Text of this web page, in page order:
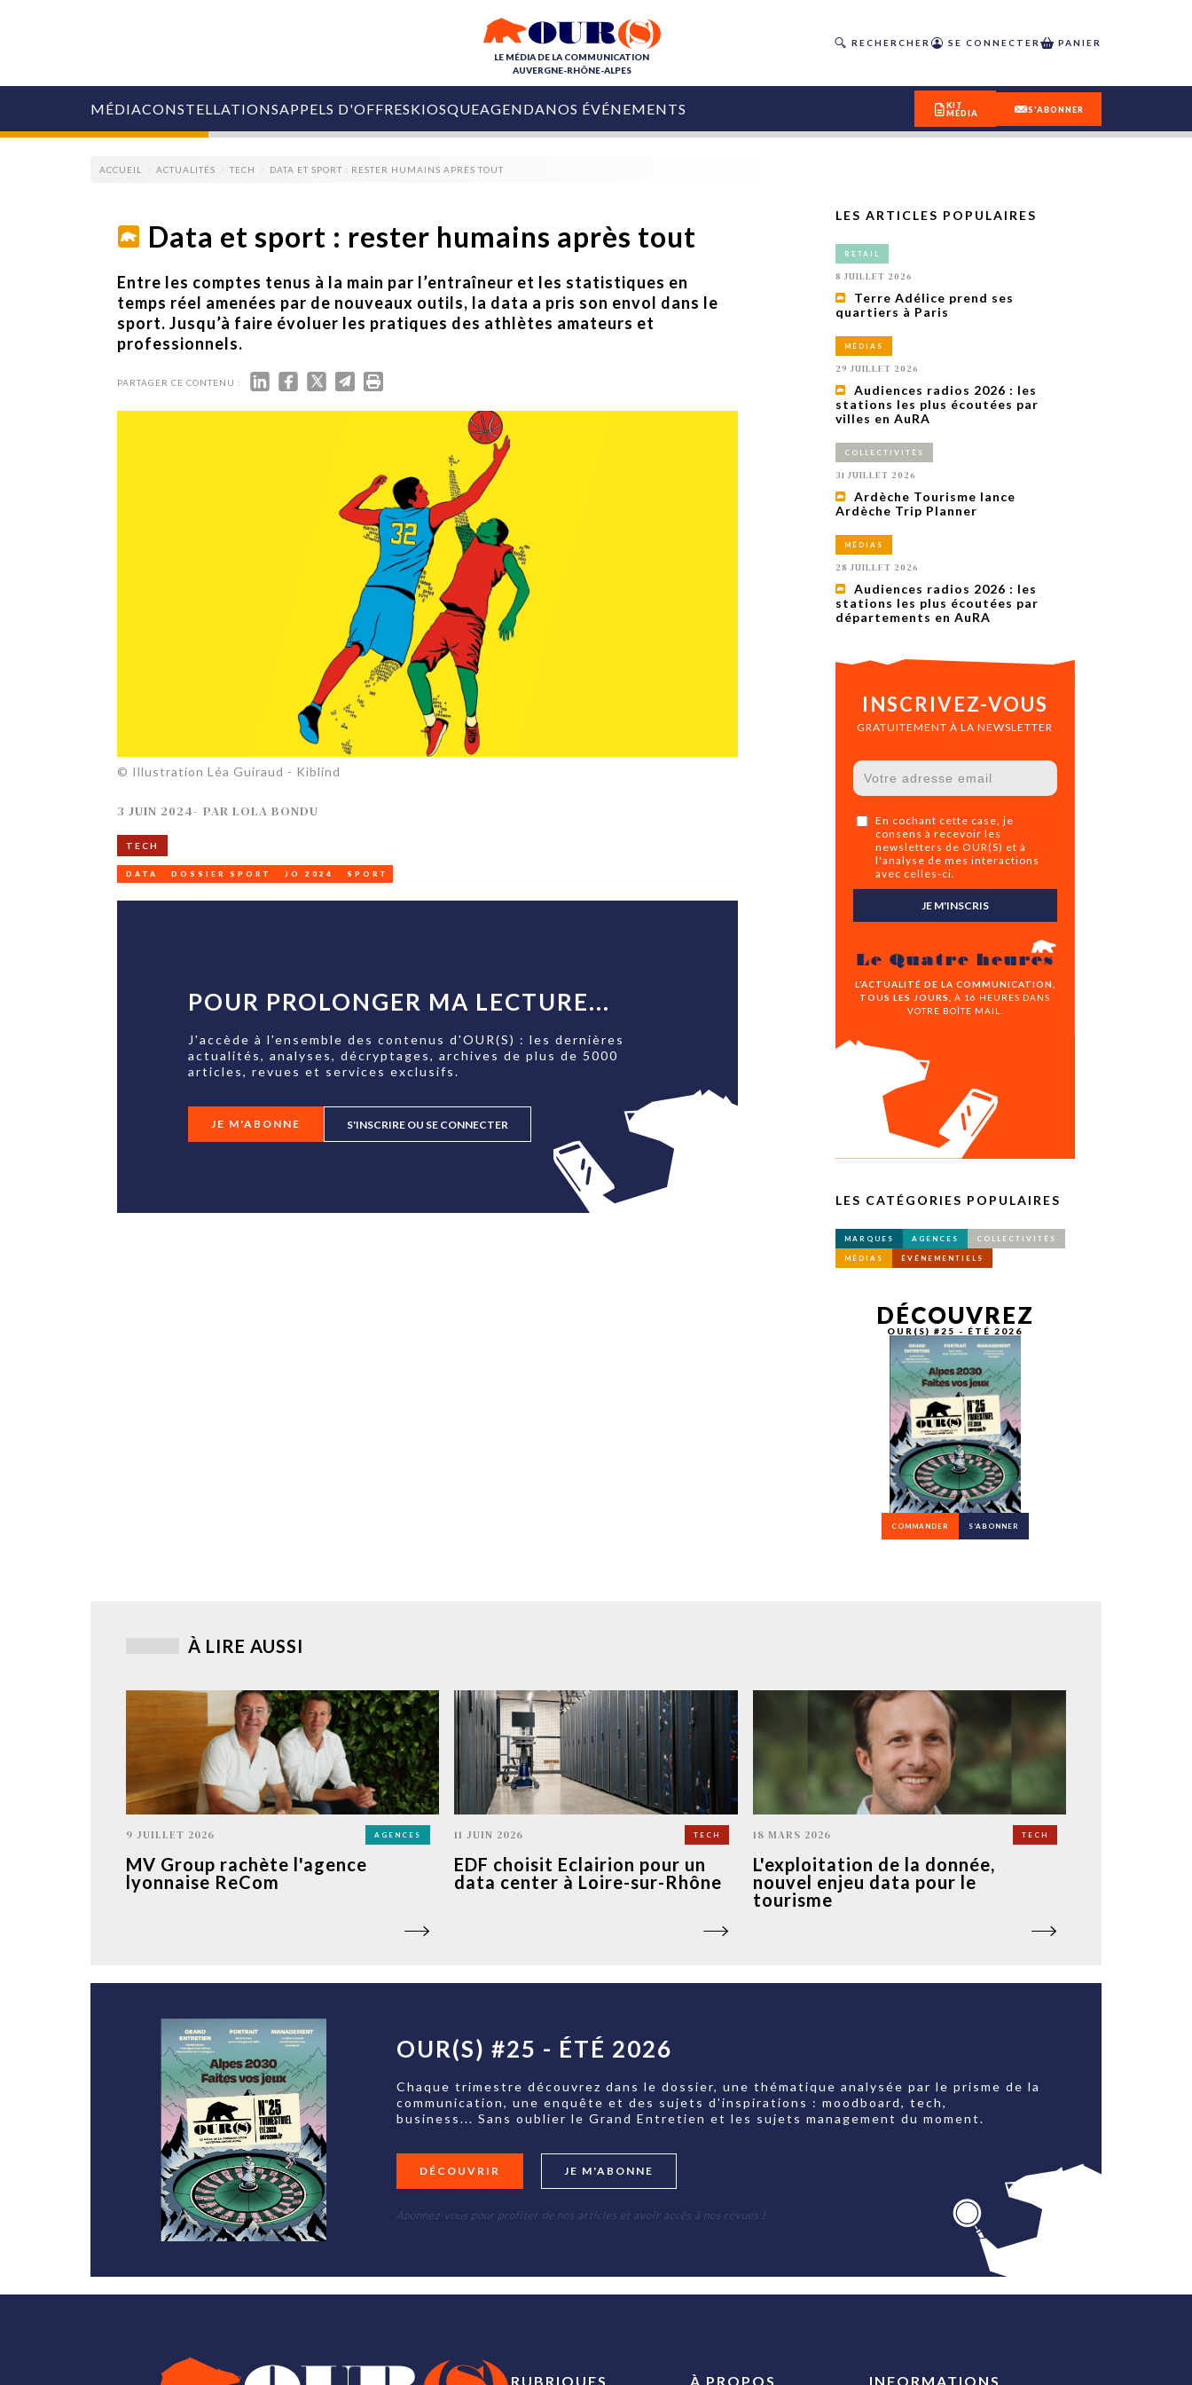
LE MÉDIA DE LA COMMUNICATION
AUVERGNE-RHÔNE-ALPES
RECHERCHER SE CONNECTER PANIER
MÉDIA
COLLECTIVITÉS
MARQUES
AGENCES
RETAIL
MÉDIAS
ÉVÉNEMENTIELS
Nice : Denis Zanon
est décédé
COLLECTIVITÉS
PUBLIÉ LE 31 JUILLET 2026
Ardèche
Tourisme lance
Amandine Burret
rejoint Sainte-Foy-
lès-Lyon
29 JUILLET 2026
saison autour de son concept autour de
marketing et communication, revient sur
1 AN
CONSTELLATIONSAPPELS D'OFFRESKIOSQUEAGENDANOS ÉVÉNEMENTS
OURS DU DIGITAL
LES RENDEZ-VOUS MÉDIA
INFLUENCE IA
KIT
MÉDIA
S'ABONNER
ACCUEIL ACTUALITÉS TECH DATA ET SPORT : RESTER HUMAINS APRÈS TOUT
Data et sport : rester humains après tout
Entre les comptes tenus à la main par l’entraîneur et les statistiques en
temps réel amenées par de nouveaux outils, la data a pris son envol dans le
sport. Jusqu’à faire évoluer les pratiques des athlètes amateurs et
professionnels.
PARTAGER CE CONTENU :
© Illustration Léa Guiraud - Kiblind
3 JUIN 2024- PARLOLA BONDU
TECH
DATA DOSSIER SPORT JO 2024 SPORT
POUR PROLONGER MA LECTURE...
J'accède à l'ensemble des contenus d'OUR(S) : les dernières
actualités, analyses, décryptages, archives de plus de 5000
articles, revues et services exclusifs.
JE M'ABONNE S'INSCRIRE OU SE CONNECTER
LES ARTICLES POPULAIRES
RETAIL
8 JUILLET 2026
Terre Adélice prend ses
quartiers à Paris
MÉDIAS
29 JUILLET 2026
Audiences radios 2026 : les
stations les plus écoutées par
villes en AuRA
COLLECTIVITÉS
31 JUILLET 2026
Ardèche Tourisme lance
Ardèche Trip Planner
MÉDIAS
28 JUILLET 2026
Audiences radios 2026 : les
stations les plus écoutées par
départements en AuRA
INSCRIVEZ-VOUS
GRATUITEMENT À LA NEWSLETTER
En cochant cette case, je
consens à recevoir les
newsletters de OUR(S) et à
l'analyse de mes interactions
avec celles-ci.
JE M'INSCRIS
Le Quatre heures
L’ACTUALITÉ DE LA COMMUNICATION,
TOUS LES JOURS,
À 16 HEURES DANS
VOTRE BOÎTE MAIL.
LES CATÉGORIES POPULAIRES
MARQUES AGENCES COLLECTIVITÉS
MÉDIAS ÉVÉNEMENTIELS
DÉCOUVREZ
OUR(S) #25 - ÉTÉ 2026
COMMANDER S’ABONNER
À LIRE AUSSI
9 JUILLET 2026 AGENCES
MV Group rachète l'agence
lyonnaise ReCom
11 JUIN 2026 TECH
EDF choisit Eclairion pour un
data center à Loire-sur-Rhône
18 MARS 2026 TECH
L'exploitation de la donnée,
nouvel enjeu data pour le
tourisme
OUR(S) #25 - ÉTÉ 2026
Chaque trimestre découvrez dans le dossier, une thématique analysée par le prisme de la
communication, une enquête et des sujets d'inspirations : moodboard, tech,
business... Sans oublier le Grand Entretien et les sujets management du moment.
DÉCOUVRIR JE M'ABONNE
Abonnez-vous pour profiter de nos articles et avoir accès à nos revues !
RUBRIQUES À PROPOS INFORMATIONS